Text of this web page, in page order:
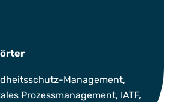
Management,
Prozessmanagement, IATF,